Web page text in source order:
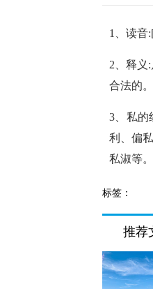
1、读音
2、释义
合法的。
3、私的
利、偏
私淑等。
标签：
推荐